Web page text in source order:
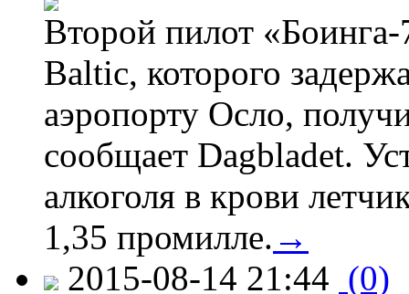
Второй пилот
Baltic, которого
аэропорту Осло,
сообщает Dagbladet.
алкоголя в крови
1,35 промилле. →
2015-08-14 21:44 (0)